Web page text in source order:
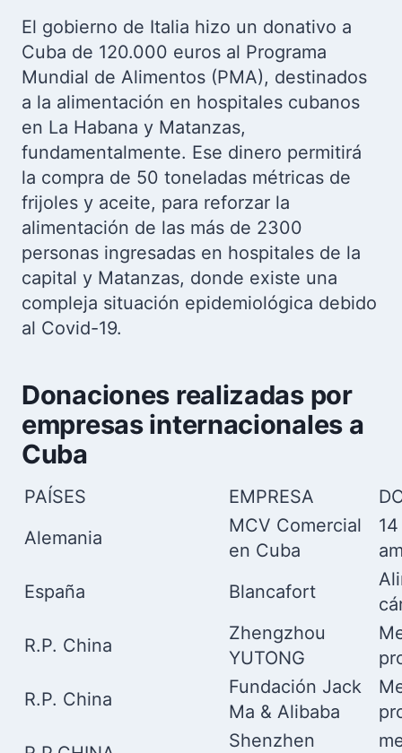
El gobierno de Italia hizo un donativo a
Cuba de 120.000 euros al Programa
Mundial de Alimentos (PMA), destinados
a la alimentación en hospitales cubanos
en La Habana y Matanzas,
fundamentalmente. Ese dinero permitirá
la compra de 50 toneladas métricas de
frijoles y aceite, para reforzar la
alimentación de las más de 2300
personas ingresadas en hospitales de la
capital y Matanzas, donde existe una
compleja situación epidemiológica debido
al Covid-19.
Donaciones realizadas por
empresas internacionales a
Cuba
PAÍSES EMPRESA
Alemania
MCV Comercial
en Cuba
14
España
Blancafort
R.P. China
Zhengzhou
YUTONG
R.P. China
Fundación Jack
Ma & Alibaba
Shenzhen